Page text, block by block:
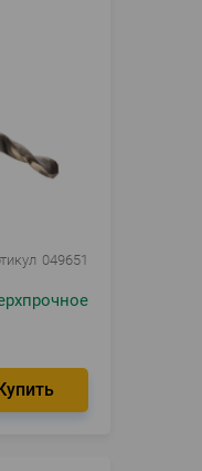
049651